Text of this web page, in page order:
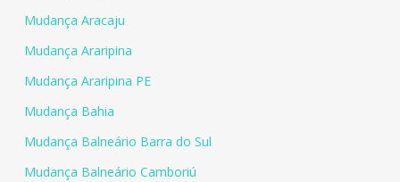
Mudança Aracaju
Mudança Araripina
Mudança Araripina PE
Mudança Bahia
Mudança Balneário Barra do Sul
Mudança Balneário Camboriú